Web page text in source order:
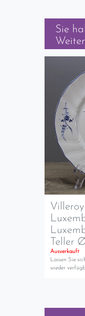
Sie
Teller
Ausverkauft
Lassen Sie
wieder